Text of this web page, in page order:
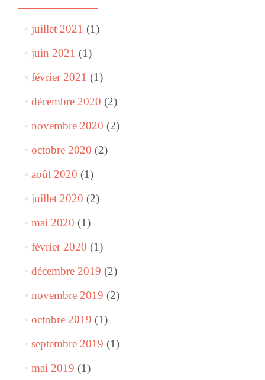
juillet 2021 (1)
juin 2021 (1)
février 2021 (1)
décembre 2020 (2)
novembre 2020 (2)
octobre 2020 (2)
août 2020 (1)
juillet 2020 (2)
mai 2020 (1)
février 2020 (1)
décembre 2019 (2)
novembre 2019 (2)
octobre 2019 (1)
septembre 2019 (1)
mai 2019 (1)